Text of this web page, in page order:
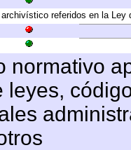
referidos en la
normativo
leyes,